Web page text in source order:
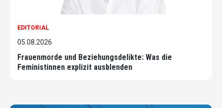
EDITORIAL
05.08.2026
Frauenmorde und Beziehungsdelikte: Was die
Feministinnen explizit ausblenden